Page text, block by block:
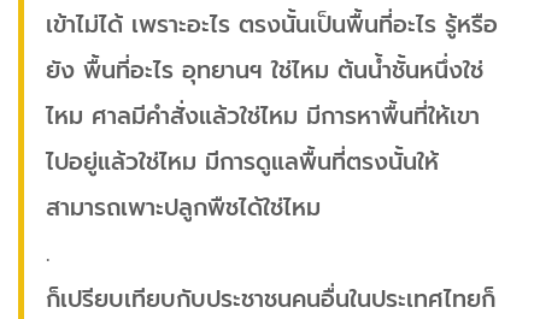
เข้าไม่ได้ เพราะอะไร ตรงนั้นเป็นพื้นที่อะไร รู้หรือ
ยัง พื้นที่อะไร อุทยานฯ ใช่ไหม ต้นน้ำชั้นหนึ่งใช่
ไหม ศาลมีคำสั่งแล้วใช่ไหม มีการหาพื้นที่ให้เขา
ไปอยู่แล้วใช่ไหม มีการดูแลพื้นที่ตรงนั้นให้
สามารถเพาะปลูกพืชได้ใช่ไหม
.
ก็เปรียบเทียบกับประชาชนคนอื่นในประเทศไทยก็